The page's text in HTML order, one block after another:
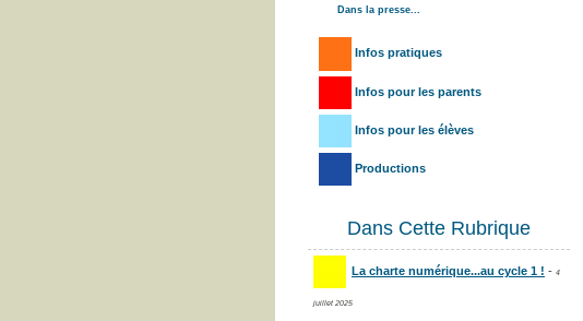
Dans la presse...
Infos pratiques
Infos pour les parents
Infos pour les élèves
Productions
Dans Cette Rubrique
La charte numérique...au cycle 1 ! - 4
juillet 2025